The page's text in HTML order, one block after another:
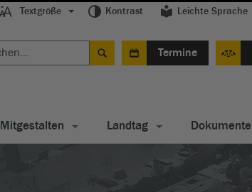
Textgröße Kontrast Leichte Sprache
Termine
Mitgestalten Landtag Dokumente